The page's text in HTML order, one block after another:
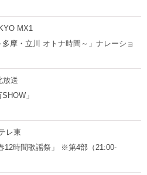
MX1
多摩・立川 オトナ時間～」ナレーショ
放送
」
レ東
12時間歌謡祭」 ※第4部（21:00-